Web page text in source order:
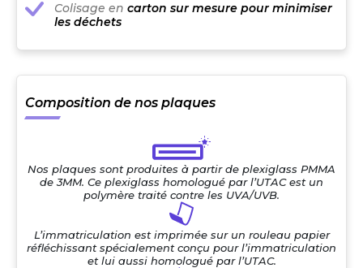
Colisage en carton sur mesure pour minimiser
les déchets
Composition de nos plaques
Nos plaques sont produites à partir de plexiglass PMMA
de 3MM. Ce plexiglass homologué par l’UTAC est un
polymère traité contre les UVA/UVB.
L’immatriculation est imprimée sur un rouleau papier
réfléchissant spécialement conçu pour l’immatriculation
et lui aussi homologué par l’UTAC.